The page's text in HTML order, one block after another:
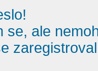
se, ale